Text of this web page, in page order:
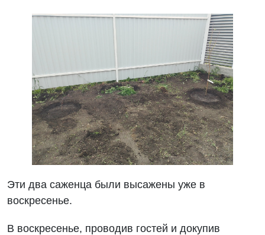
Эти два саженца были высажены уже в
воскресенье.
В воскресенье, проводив гостей и докупив